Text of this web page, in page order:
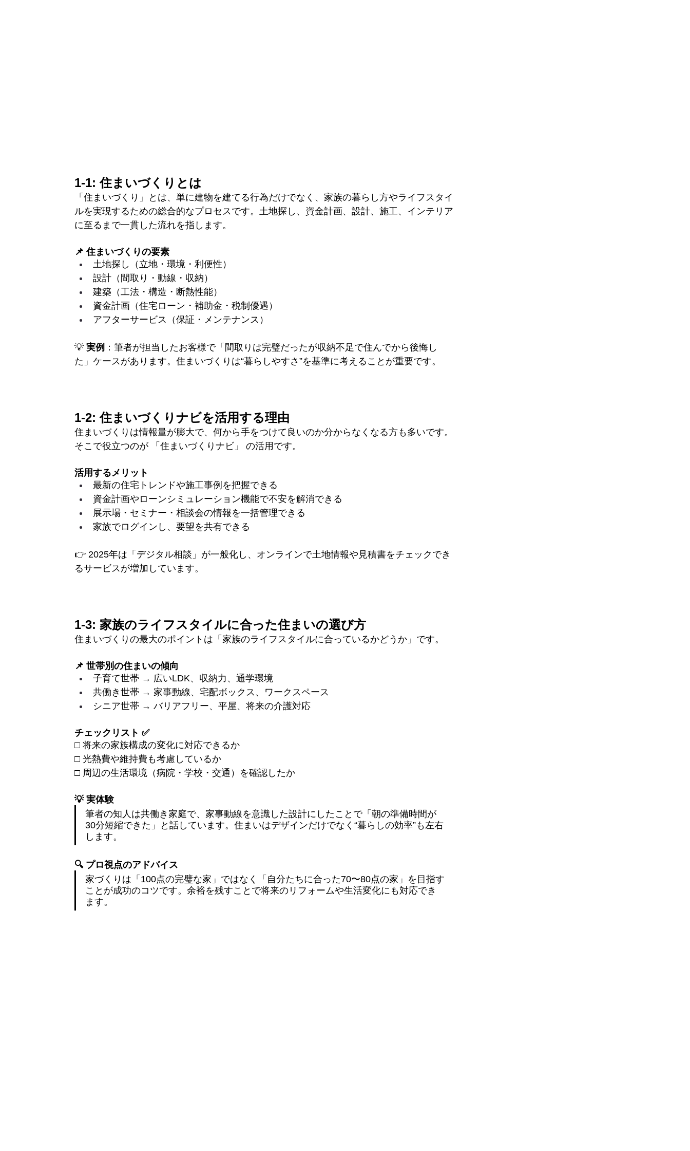
1-1: 住まいづくりとは
「住まいづくり」とは、単に建物を建てる行為だけでなく、家族の暮らし方やライフスタイ
ルを実現するための総合的なプロセスです。土地探し、資金計画、設計、施工、インテリア
に至るまで一貫した流れを指します。
📌 住まいづくりの要素
土地探し（立地・環境・利便性）
設計（間取り・動線・収納）
建築（工法・構造・断熱性能）
資金計画（住宅ローン・補助金・税制優遇）
アフターサービス（保証・メンテナンス）
💡 実例 ：筆者が担当したお客様で「間取りは完璧だったが収納不足で住んでから後悔し
た」ケースがあります。住まいづくりは“暮らしやすさ”を基準に考えることが重要です。
1-2: 住まいづくりナビを活用する理由
住まいづくりは情報量が膨大で、何から手をつけて良いのか分からなくなる方も多いです。
そこで役立つのが 「住まいづくりナビ」 の活用です。
活用するメリット
最新の住宅トレンドや施工事例を把握できる
資金計画やローンシミュレーション機能で不安を解消できる
展示場・セミナー・相談会の情報を一括管理できる
家族でログインし、要望を共有できる
👉 2025年は「デジタル相談」が一般化し、オンラインで土地情報や見積書をチェックでき
るサービスが増加しています。
1-3: 家族のライフスタイルに合った住まいの選び方
住まいづくりの最大のポイントは「家族のライフスタイルに合っているかどうか」です。
📌 世帯別の住まいの傾向
子育て世帯 → 広いLDK、収納力、通学環境
共働き世帯 → 家事動線、宅配ボックス、ワークスペース
シニア世帯 → バリアフリー、平屋、将来の介護対応
チェックリスト ✅
□ 将来の家族構成の変化に対応できるか
□ 光熱費や維持費も考慮しているか
□ 周辺の生活環境（病院・学校・交通）を確認したか
💡 実体験
筆者の知人は共働き家庭で、家事動線を意識した設計にしたことで「朝の準備時間が
30分短縮できた」と話しています。住まいはデザインだけでなく“暮らしの効率”も左右
します。
🔍 プロ視点のアドバイス
家づくりは「100点の完璧な家」ではなく「自分たちに合った70〜80点の家」を目指す
ことが成功のコツです。余裕を残すことで将来のリフォームや生活変化にも対応でき
ます。